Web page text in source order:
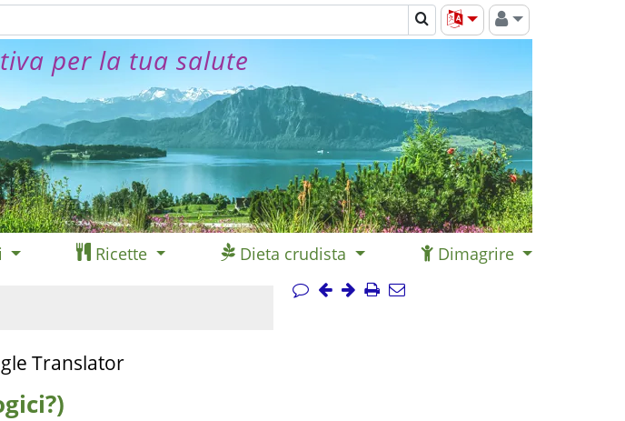
per la tua salute
Ricette Dieta crudista Dimagrire
Translator